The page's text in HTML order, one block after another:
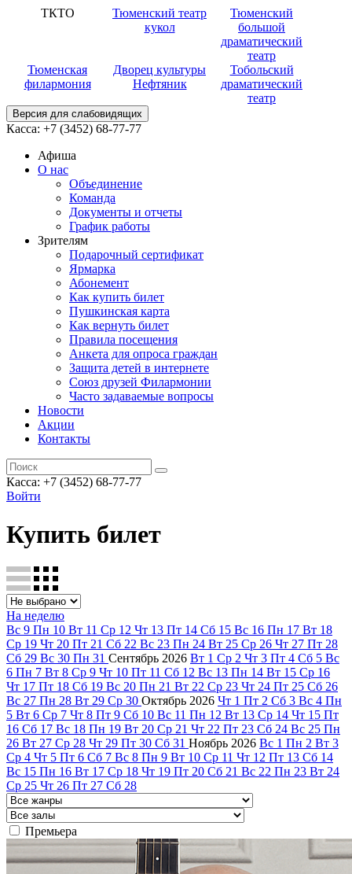
ТКТО
Тюменский театр
кукол
Тюменский
большой
драматический
театр
Тюменская
филармония
Дворец культуры
Нефтяник
Тобольский
драматический
театр
Версия для слабовидящих
Касса: +7 (3452) 68-77-77
Афиша
О нас
Объединение
Команда
Документы и отчеты
График работы
Зрителям
Подарочный сертификат
Ярмарка
Абонемент
Как купить билет
Пушкинская карта
Как вернуть билет
Правила посещения
Анкета для опроса граждан
Защита детей в интернете
Союз друзей Филармонии
Часто задаваемые вопросы
Новости
Акции
Контакты
Касса: +7 (3452) 68-77-77
Войти
Купить билет
На неделю
Вс 9 Пн 10 Вт 11 Ср 12 Чт 13 Пт 14 Сб 15 Вс 16 Пн 17 Вт 18
Ср 19 Чт 20 Пт 21 Сб 22 Вс 23 Пн 24 Вт 25 Ср 26 Чт 27 Пт 28
Сб 29 Вс 30 Пн 31 Сентябрь 2026 Вт 1 Ср 2 Чт 3 Пт 4 Сб 5 Вс
6 Пн 7 Вт 8 Ср 9 Чт 10 Пт 11 Сб 12 Вс 13 Пн 14 Вт 15 Ср 16
Чт 17 Пт 18 Сб 19 Вс 20 Пн 21 Вт 22 Ср 23 Чт 24 Пт 25 Сб 26
Вс 27 Пн 28 Вт 29 Ср 30 Октябрь 2026 Чт 1 Пт 2 Сб 3 Вс 4 Пн
5 Вт 6 Ср 7 Чт 8 Пт 9 Сб 10 Вс 11 Пн 12 Вт 13 Ср 14 Чт 15 Пт
16 Сб 17 Вс 18 Пн 19 Вт 20 Ср 21 Чт 22 Пт 23 Сб 24 Вс 25 Пн
26 Вт 27 Ср 28 Чт 29 Пт 30 Сб 31 Ноябрь 2026 Вс 1 Пн 2 Вт 3
Ср 4 Чт 5 Пт 6 Сб 7 Вс 8 Пн 9 Вт 10 Ср 11 Чт 12 Пт 13 Сб 14
Вс 15 Пн 16 Вт 17 Ср 18 Чт 19 Пт 20 Сб 21 Вс 22 Пн 23 Вт 24
Ср 25 Чт 26 Пт 27 Сб 28
Премьера